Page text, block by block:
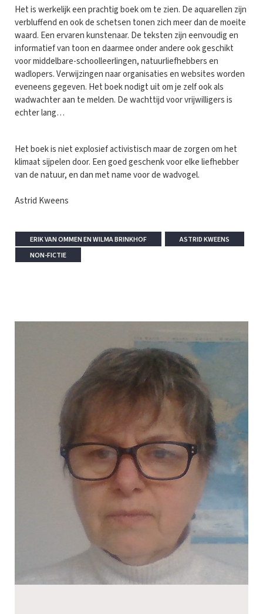
Het is werkelijk een prachtig boek om te zien. De aquarellen zijn
verbluffend en ook de schetsen tonen zich meer dan de moeite
waard. Een ervaren kunstenaar. De teksten zijn eenvoudig en
informatief van toon en daarmee onder andere ook geschikt
voor middelbare-schoolleerlingen, natuurliefhebbers en
wadlopers. Verwijzingen naar organisaties en websites worden
eveneens gegeven. Het boek nodigt uit om je zelf ook als
wadwachter aan te melden. De wachttijd voor vrijwilligers is
echter lang…
Het boek is niet explosief activistisch maar de zorgen om het
klimaat sijpelen door. Een goed geschenk voor elke liefhebber
van de natuur, en dan met name voor de wadvogel.
Astrid Kweens
ERIK VAN OMMEN EN WILMA BRINKHOF
ASTRID KWEENS
NON-FICTIE